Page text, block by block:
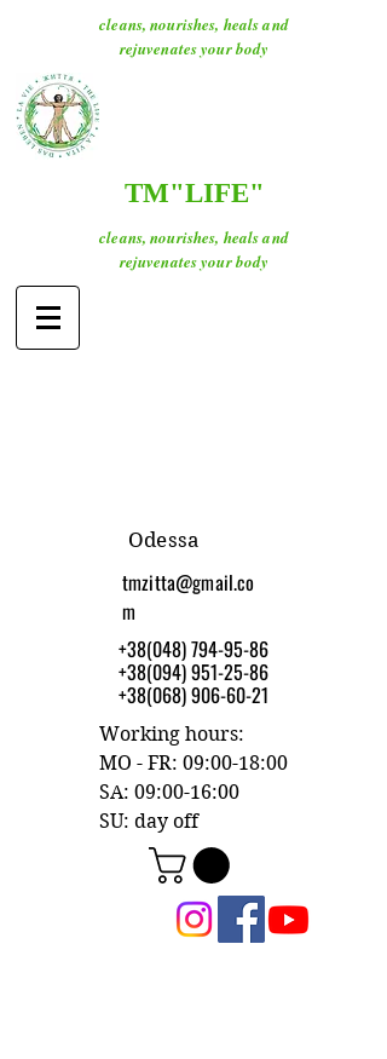
cleans, nourishes, heals and
rejuvenates your body
ТМ"LIFE"
cleans, nourishes, heals and
rejuvenates your body
Odessa
tmzitta@gmail.co
m
+38(048) 794-95-86
+38(094) 951-25-86
+38(068) 906-60-21
Working hours:
MO - FR: 09:00-18:00
SA: 09:00-16:00
SU: day off